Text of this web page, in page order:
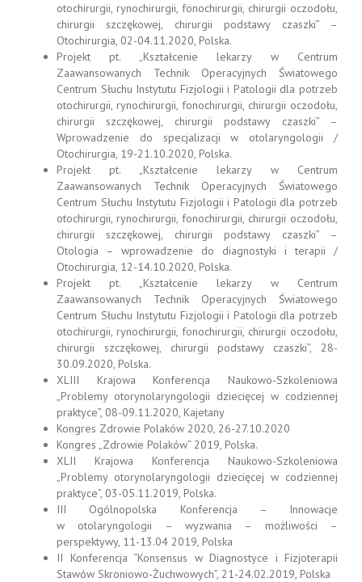
otochirurgii, rynochirurgii, fonochirurgii, chirurgii oczodołu,
chirurgii szczękowej, chirurgii podstawy czaszki” –
Otochirurgia, 02-04.11.2020, Polska.
Projekt pt. „Kształcenie lekarzy w Centrum
Zaawansowanych Technik Operacyjnych Światowego
Centrum Słuchu Instytutu Fizjologii i Patologii dla potrzeb
otochirurgii, rynochirurgii, fonochirurgii, chirurgii oczodołu,
chirurgii szczękowej, chirurgii podstawy czaszki” –
Wprowadzenie do specjalizacji w otolaryngologii /
Otochirurgia, 19-21.10.2020, Polska.
Projekt pt. „Kształcenie lekarzy w Centrum
Zaawansowanych Technik Operacyjnych Światowego
Centrum Słuchu Instytutu Fizjologii i Patologii dla potrzeb
otochirurgii, rynochirurgii, fonochirurgii, chirurgii oczodołu,
chirurgii szczękowej, chirurgii podstawy czaszki” –
Otologia – wprowadzenie do diagnostyki i terapii /
Otochirurgia, 12-14.10.2020, Polska.
Projekt pt. „Kształcenie lekarzy w Centrum
Zaawansowanych Technik Operacyjnych Światowego
Centrum Słuchu Instytutu Fizjologii i Patologii dla potrzeb
otochirurgii, rynochirurgii, fonochirurgii, chirurgii oczodołu,
chirurgii szczękowej, chirurgii podstawy czaszki”, 28-
30.09.2020, Polska.
XLIII Krajowa Konferencja Naukowo-Szkoleniowa
„Problemy otorynolaryngologii dziecięcej w codziennej
praktyce”, 08-09.11.2020, Kajetany
Kongres Zdrowie Polaków 2020, 26-27.10.2020
Kongres „Zdrowie Polaków“ 2019, Polska.
XLII Krajowa Konferencja Naukowo-Szkoleniowa
„Problemy otorynolaryngologii dziecięcej w codziennej
praktyce”, 03-05.11.2019, Polska.
III Ogólnopolska Konferencja – Innowacje
w otolaryngologii – wyzwania – możliwości –
perspektywy, 11-13.04 2019, Polska
II Konferencja “Konsensus w Diagnostyce i Fizjoterapii
Stawów Skroniowo-Żuchwowych”, 21-24.02.2019, Polska